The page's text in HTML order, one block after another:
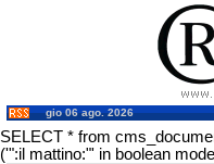
gio 06 ago. 2026
SELECT * from
('":il mattino:"' in boolean